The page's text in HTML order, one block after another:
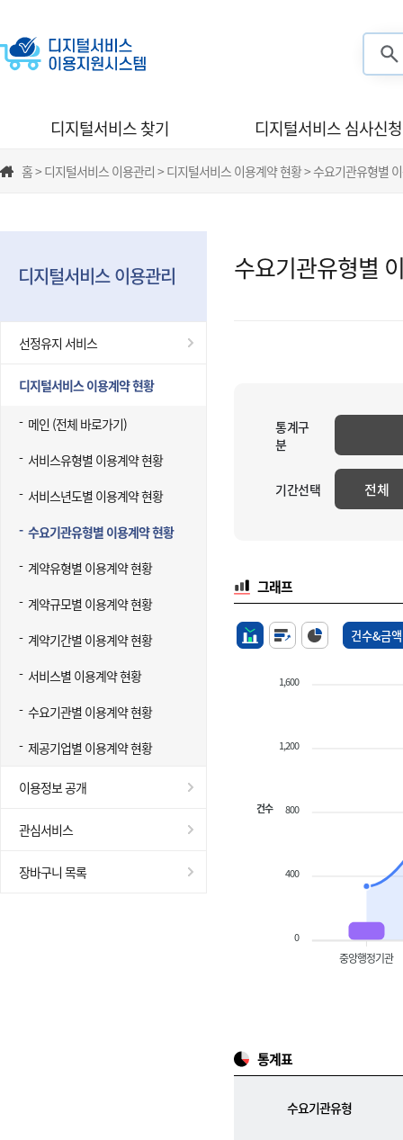
디지털서비스 찾기 디지털서비스 심사신청
홈 > 디지털서비스 이용관리 > 디지털서비스 이용계약 현황 > 수요기관유형별
디지털서비스 이용관리
선정유지 서비스
디지털서비스 이용계약 현황
메인 (전체 바로가기)
서비스유형별 이용계약 현황
서비스년도별 이용계약 현황
수요기관유형별 이용계약 현황
계약유형별 이용계약 현황
계약규모별 이용계약 현황
계약기간별 이용계약 현황
서비스별 이용계약 현황
수요기관별 이용계약 현황
제공기업별 이용계약 현황
이용정보 공개
관심서비스
장바구니 목록
수요기관유형별
통계구
분
기간선택 전체
그래프
건수&금액
1,600
1,200
800
400
0
건수
중앙행정기관
통계표
수요기관유형